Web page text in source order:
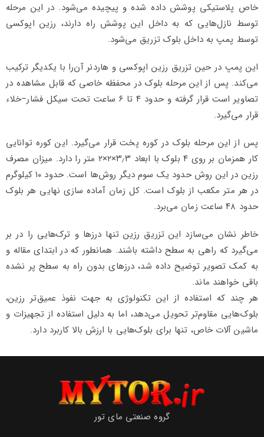
خاص پلاستیکی پوشش داده شده و پیچیده می‌شود. در این مرحله
توسط نازل‌هایی که به داخل این پوشش راه دارند، رزین اپوکسی
توسط پمپ به داخل بلوک تزریق می‌شود.
این پمپ در حین تزریق رزین اپوکسی و هاردنر آن‌را با یکدیگر ترکیب
می‌کند. پس از این مرحله بلوک در محفظه خاصی که قابل مشاهده در
تصاویر است قرار گرفته و حدود ۴ تا ۶ ساعت تحت سیکل فشار–خلاء
قرار می‌گیرد.
پس از این مرحله بلوک در کوره پخت قرار می‌گیرد. این کوره توانایی
کار همزمان بر روی ۴ بلوک با ابعاد ۳٫۳×۲×۲ متر را دارد. میزان مصرف
رزین در این روش حدود یک سوم دیگر روش‌ها است. حدود ۱۰ کیلوگرم
در هر متر مکعب از بلوک است. کل زمان آماده سازی نهایی هر بلوک
حدود ۴۸ ساعت زمان می‌برد.
خاطر نشان می‌سازد این تزریق رزین تنها درزها و ترک‌هایی را در بر
می‌گیرد که راهی به سطح داشته باشند. همانطور که در ابتدای مقاله و
به کمک تصویر توضیح داده شد، درزهای بدون راه به سطح پر نشده
باقی خواهند ماند.
هر چند که استفاده از این تکنولوژی به جهت نفوذ عمیق‌تر رزین،
بلوک‌هایی مقاوم‌تر تحویل می‌دهد، اما به دلیل استفاده از تجهیزات و
ماشین آلات خاص، تنها برای بلوک‌هایی با ارزش بالا کاربرد دارد.
گروه صنعتی مای تور